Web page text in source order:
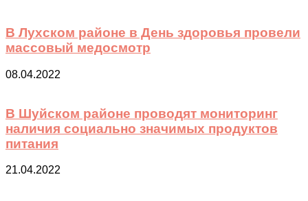
В Лухском районе в День здоровья провели
массовый медосмотр
08.04.2022
В Шуйском районе проводят мониторинг
наличия социально значимых продуктов
питания
21.04.2022